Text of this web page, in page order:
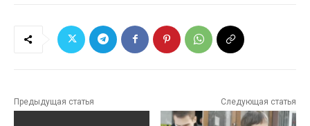
Предыдущая статья Следующая статья